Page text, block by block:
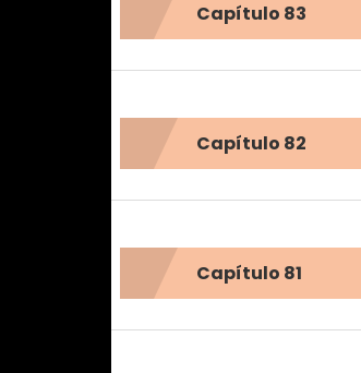
Capítulo 83
Capítulo 82
Capítulo 81